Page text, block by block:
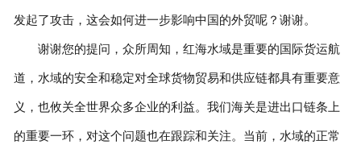
发起了攻击，这会如何进一步影响中国的外贸呢？谢谢。
谢谢您的提问，众所周知，红海水域是重要的国际货运航
道，水域的安全和稳定对全球货物贸易和供应链都具有重要意
义，也攸关全世界众多企业的利益。我们海关是进出口链条上
的重要一环，对这个问题也在跟踪和关注。当前，水域的正常